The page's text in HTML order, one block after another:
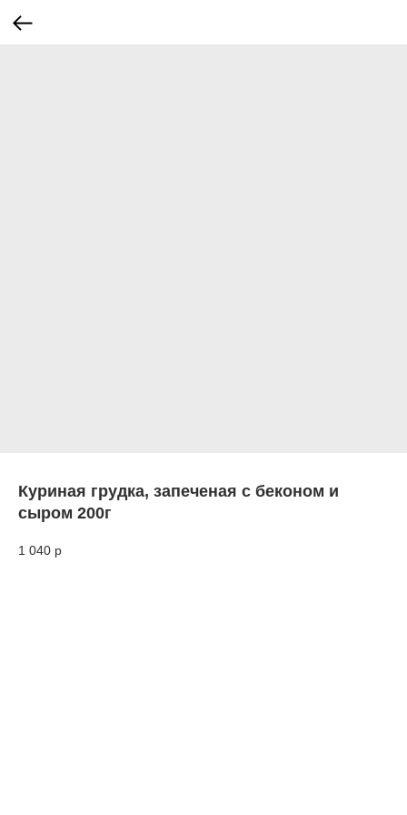
Куриная грудка, запеченая с беконом и
сыром 200г
1 040 р